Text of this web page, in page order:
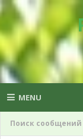
MENU
Поиск сообщений